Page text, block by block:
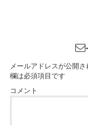
メールアドレスが公開さ
欄は必須項目です
コメント